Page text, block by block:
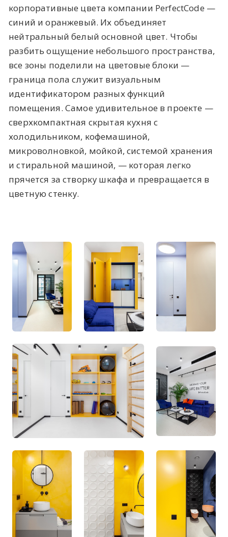
корпоративные цвета компании PerfectCode —
синий и оранжевый. Их объединяет
нейтральный белый основной цвет. Чтобы
разбить ощущение небольшого пространства,
все зоны поделили на цветовые блоки —
граница пола служит визуальным
идентификатором разных функций
помещения. Самое удивительное в проекте —
сверхкомпактная скрытая кухня с
холодильником, кофемашиной,
микроволновкой, мойкой, системой хранения
и стиральной машиной, — которая легко
прячется за створку шкафа и превращается в
цветную стенку.